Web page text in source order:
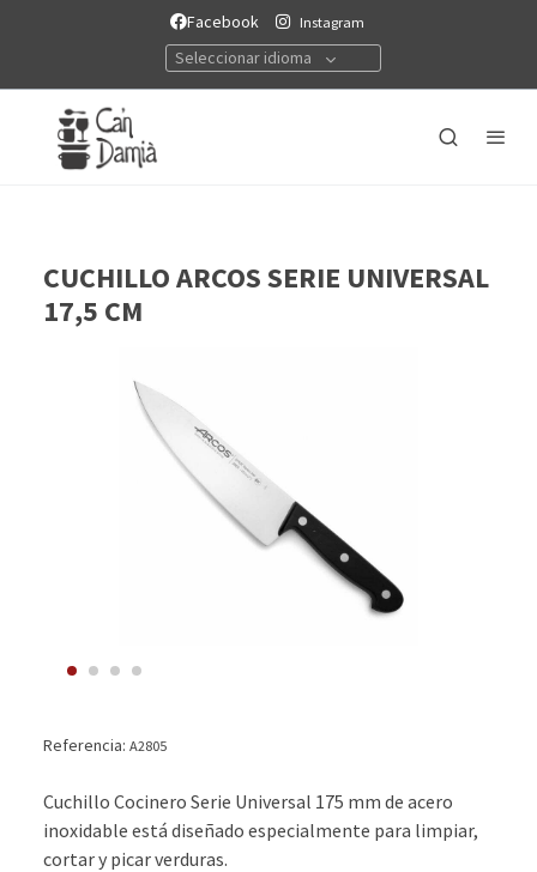
Facebook Instagram
Seleccionar idioma
CUCHILLO ARCOS SERIE UNIVERSAL
17,5 CM
Referencia: A2805
Cuchillo Cocinero Serie Universal 175 mm de acero
inoxidable está diseñado especialmente para limpiar,
cortar y picar verduras.